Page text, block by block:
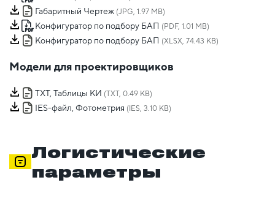
Габаритный Чертеж (JPG, 1.97 MB)
Конфигуратор по подбору БАП (PDF, 1.01 MB)
Конфигуратор по подбору БАП (XLSX, 74.43 KB)
Модели для проектировщиков
TXT, Таблицы КИ (TXT, 0.49 KB)
IES-файл, Фотометрия (IES, 3.10 KB)
Логистические
параметры